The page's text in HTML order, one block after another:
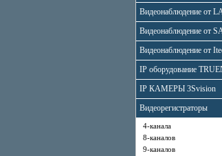
Видеонаблюдение от
Видеонаблюдение от
Видеонаблюдение от
IP оборудование
IP КАМЕРЫ 3Svision
Видеорегистраторы
4-канала
8-каналов
9-каналов